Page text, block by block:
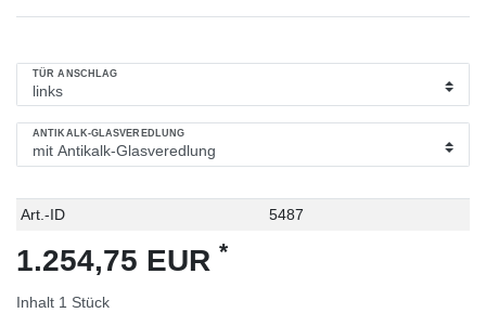
TÜR ANSCHLAG
ANTIKALK-GLASVEREDLUNG
Technisches
Wert
Art.-ID 5487
1.254,75 EUR *
Inhalt 1 Stück